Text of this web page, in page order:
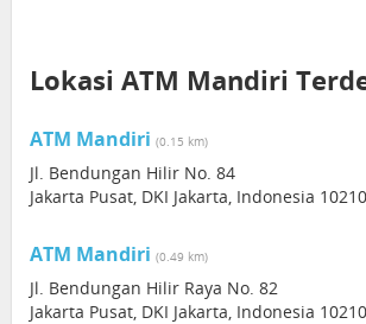
Lokasi ATM Mandiri
ATM Mandiri (0.15 km)
Jl. Bendungan Hilir No. 84
Jakarta Pusat, DKI Jakarta, Indonesia 10210
ATM Mandiri (0.49 km)
Jl. Bendungan Hilir Raya No. 82
Jakarta Pusat, DKI Jakarta, Indonesia 10210